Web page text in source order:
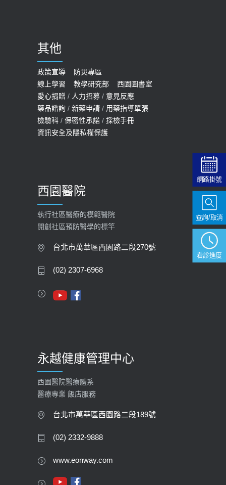
預約
2022-01-07
114年【公費流感及新冠疫苗】門診
預約
2025-09-30
【快速肝癌篩檢MRI】新檢查服務
2026-02-06
大吃大喝、肥胖害到膽囊！膽結石、
膽息肉如何處理？
2023-09-27
其他
政策宣導
防災專區
線上學習
教學研究部
西園圖書室
愛心捐贈 / 人力招募 / 意見反應
藥品諮詢 / 新藥申請 / 用藥指導單張
檢驗科 / 保密性承諾 / 採檢手冊
資訊安全及隱私權保護
西園醫院
執行社區醫療的模範醫院
開創社區預防醫學的標竿
台北市萬華區西園路二段270號
(02) 2307-6968
永越健康管理中心
西園醫院醫療體系
醫療專業 飯店服務
台北市萬華區西園路二段189號
(02) 2332-9888
www.eonway.com
網路掛號
看診進度
查詢/取消